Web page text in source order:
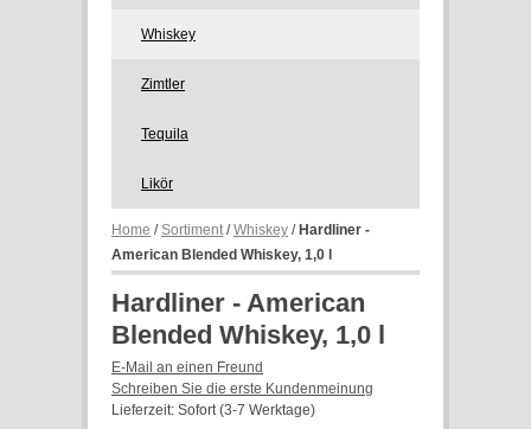
Whiskey
Zimtler
Tequila
Likör
Home /Sortiment /Whiskey / Hardliner -
American Blended Whiskey, 1,0 l
Hardliner - American
Blended Whiskey, 1,0 l
E-Mail an einen Freund
Schreiben Sie die erste Kundenmeinung
Lieferzeit: Sofort (3-7 Werktage)